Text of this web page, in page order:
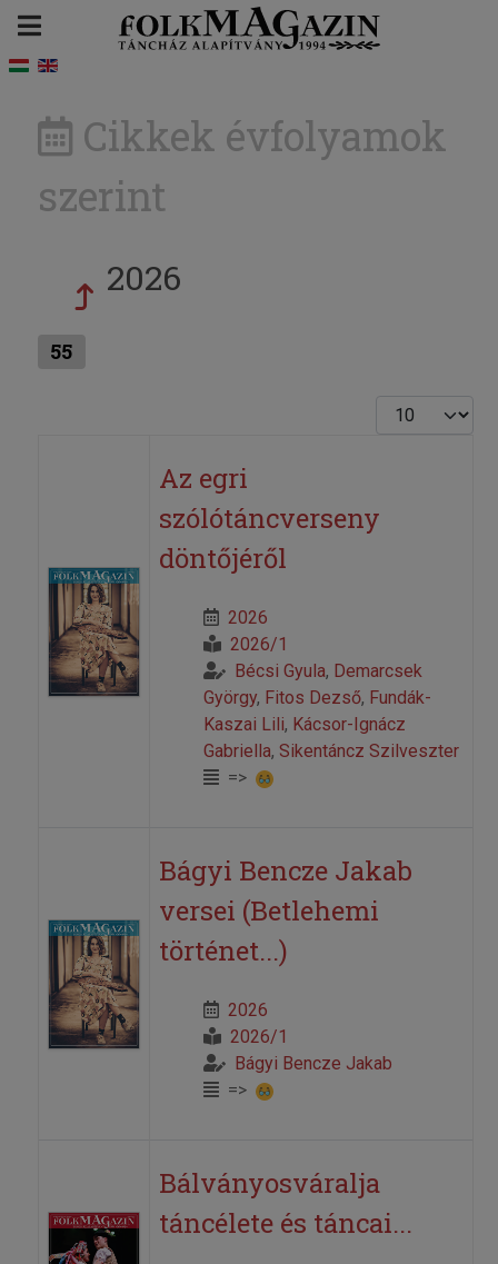
Cikkek évfolyamok
szerint
2026
55
Tételek #
Az egri
szólótáncverseny
döntőjéről
2026
2026/1
Bécsi Gyula, Demarcsek
György, Fitos Dezső, Fundák-
Kaszai Lili, Kácsor-Ignácz
Gabriella, Sikentáncz Szilveszter
=>
Bágyi Bencze Jakab
versei (Betlehemi
történet...)
2026
2026/1
Bágyi Bencze Jakab
=>
Bálványosváralja
táncélete és táncai...